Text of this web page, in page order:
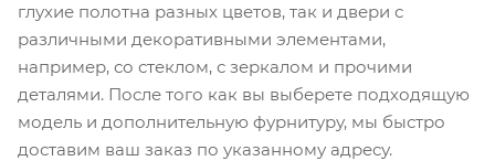
глухие полотна разных цветов, так и двери с
различными декоративными элементами,
например, со стеклом, с зеркалом и прочими
деталями. После того как вы выберете подходящую
модель и дополнительную фурнитуру, мы быстро
доставим ваш заказ по указанному адресу.